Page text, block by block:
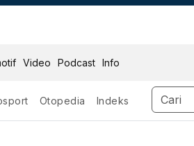
Video Podcast Info
Otopedia Indeks